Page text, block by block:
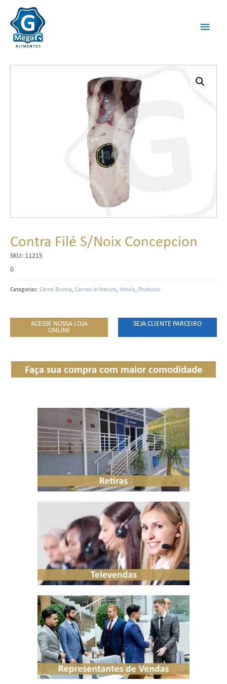
Contra Filé S/Noix Concepcion
SKU: 11215
0
Categorias:Carne Bovina, Carnes In Natura, Hotéis, Produtos
ACESSE NOSSA LOJA
ONLINE
SEJA CLIENTE PARCEIRO
Faça sua compra com maior comodidade